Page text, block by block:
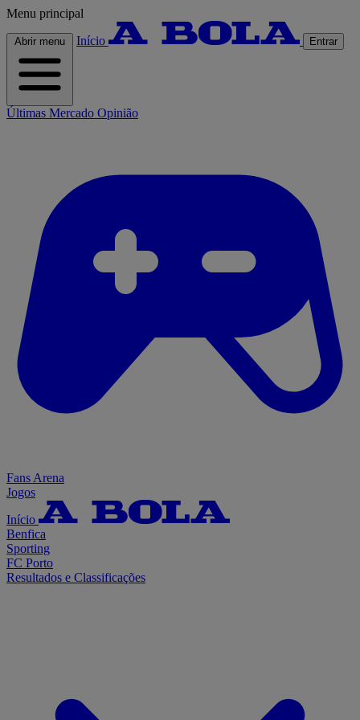
Menu principal
Abrir menu Início Entrar
Últimas Mercado Opinião
Fans Arena
Jogos
Início
Benfica
Sporting
FC Porto
Resultados e Classificações